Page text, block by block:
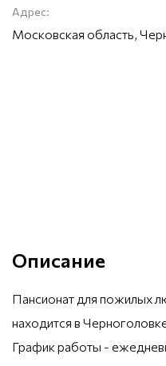
Адрес:
Московская область,
Описание
Пансионат для пожилых
находится в
График работы -